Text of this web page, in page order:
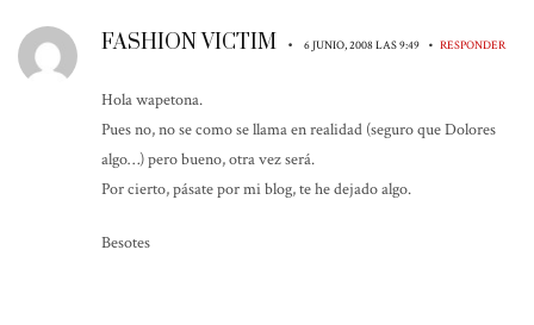
FASHION VICTIM • 6 JUNIO, 2008 LAS 9:49 • RESPONDER
Hola wapetona.
Pues no, no se como se llama en realidad (seguro que Dolores
algo…) pero bueno, otra vez será.
Por cierto, pásate por mi blog, te he dejado algo.
Besotes